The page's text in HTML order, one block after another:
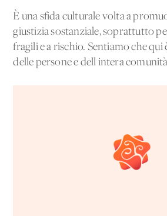
È una sfida culturale volta a
giustizia sostanziale, soprattutto
fragili e a rischio. Sentiamo che qui
delle persone e dell'intera